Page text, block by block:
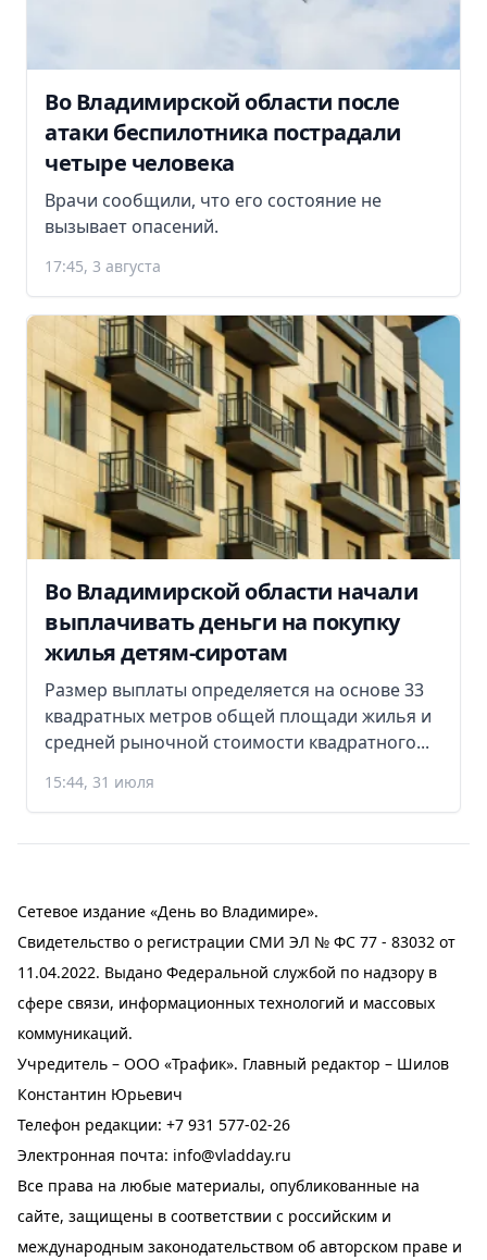
Во Владимирской области после
атаки беспилотника пострадали
четыре человека
Врачи сообщили, что его состояние не
вызывает опасений.
17:45, 3 августа
Во Владимирской области начали
выплачивать деньги на покупку
жилья детям-сиротам
Размер выплаты определяется на основе 33
квадратных метров общей площади жилья и
средней рыночной стоимости квадратного...
15:44, 31 июля
Сетевое издание «День во Владимире».
Свидетельство о регистрации СМИ ЭЛ № ФС 77 - 83032 от
11.04.2022. Выдано Федеральной службой по надзору в
сфере связи, информационных технологий и массовых
коммуникаций.
Учредитель – ООО «Трафик». Главный редактор – Шилов
Константин Юрьевич
Телефон редакции: +7 931 577-02-26
Электронная почта: info@vladday.ru
Все права на любые материалы, опубликованные на
сайте, защищены в соответствии с российским и
международным законодательством об авторском праве и